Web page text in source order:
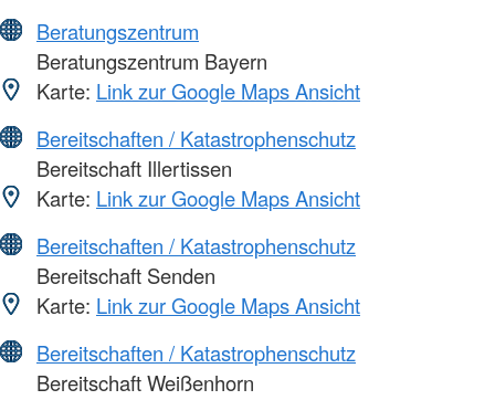
Beratungszentrum
Beratungszentrum Bayern
Karte: Link zur Google Maps Ansicht
Bereitschaften / Katastrophenschutz
Bereitschaft Illertissen
Karte: Link zur Google Maps Ansicht
Bereitschaften / Katastrophenschutz
Bereitschaft Senden
Karte: Link zur Google Maps Ansicht
Bereitschaften / Katastrophenschutz
Bereitschaft Weißenhorn